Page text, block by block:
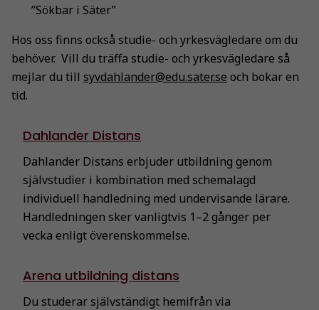
”Sökbar i Säter”
Hos oss finns också studie- och yrkesvägledare om du
behöver. Vill du träffa studie- och yrkesvägledare så
mejlar du till syvdahlander@edu.sater.se och bokar en
tid.
Dahlander Distans
Dahlander Distans erbjuder utbildning genom
självstudier i kombination med schemalagd
individuell handledning med undervisande lärare.
Handledningen sker vanligtvis 1–2 gånger per
vecka enligt överenskommelse.
Arena utbildning distans
Du studerar självständigt hemifrån via